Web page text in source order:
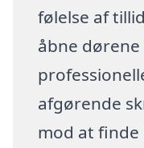
følelse af
åbne
afgørende
mod at finde